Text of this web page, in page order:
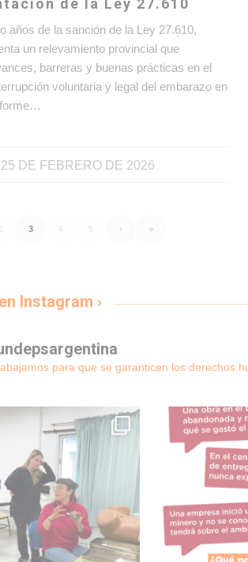
de la Ley 27.610
años de la sanción de la Ley 27.610,
un relevamiento provincial que
barreras y buenas prácticas en el
voluntaria y legal del embarazo en
25 DE FEBRERO DE 2026
3 4 5 › »
Instagram ›
para que se garanticen los derechos